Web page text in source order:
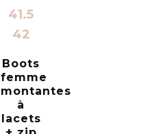
41.5
42
Boots
femme
montantes
à
lacets